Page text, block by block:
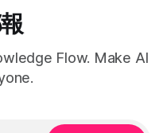
Flow. Make AI